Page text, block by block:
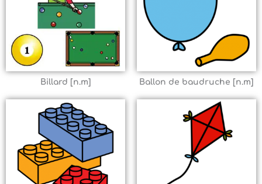
Billard [n.m] Ballon de baudruche [n.m]